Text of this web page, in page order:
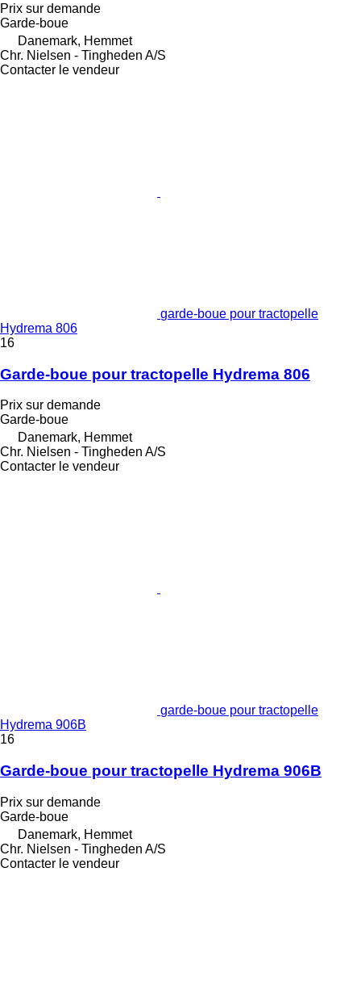
Prix sur demande
Garde-boue
Danemark, Hemmet
Chr. Nielsen - Tingheden A/S
Contacter le vendeur
garde-boue pour tractopelle
Hydrema 806
16
Garde-boue pour tractopelle Hydrema 806
Prix sur demande
Garde-boue
Danemark, Hemmet
Chr. Nielsen - Tingheden A/S
Contacter le vendeur
garde-boue pour tractopelle
Hydrema 906B
16
Garde-boue pour tractopelle Hydrema 906B
Prix sur demande
Garde-boue
Danemark, Hemmet
Chr. Nielsen - Tingheden A/S
Contacter le vendeur